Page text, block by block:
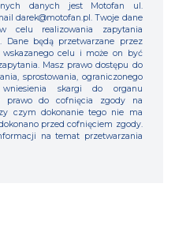
danych jest Motofan ul.
darek@motofan.pl. Twoje dane
celu realizowania zapytania
Dane będą przetwarzane przez
celu i może on być
Masz prawo dostępu do
sprostowania, ograniczonego
skargi do organu
prawo do cofnięcia zgody na
czym dokonanie tego nie ma
przed cofnięciem zgody.
na temat przetwarzania